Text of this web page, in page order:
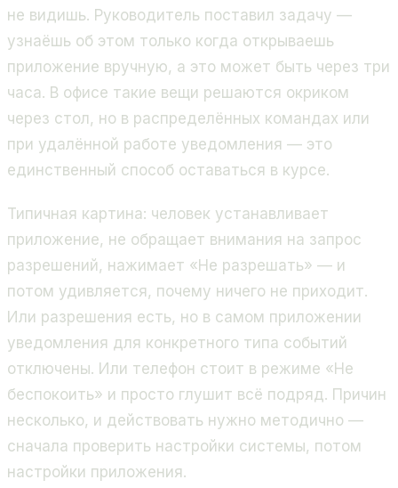
не видишь. Руководитель поставил задачу —
узнаёшь об этом только когда открываешь
приложение вручную, а это может быть через три
часа. В офисе такие вещи решаются окриком
через стол, но в распределённых командах или
при удалённой работе уведомления — это
единственный способ оставаться в курсе.
Типичная картина: человек устанавливает
приложение, не обращает внимания на запрос
разрешений, нажимает «Не разрешать» — и
потом удивляется, почему ничего не приходит.
Или разрешения есть, но в самом приложении
уведомления для конкретного типа событий
отключены. Или телефон стоит в режиме «Не
беспокоить» и просто глушит всё подряд. Причин
несколько, и действовать нужно методично —
сначала проверить настройки системы, потом
настройки приложения.